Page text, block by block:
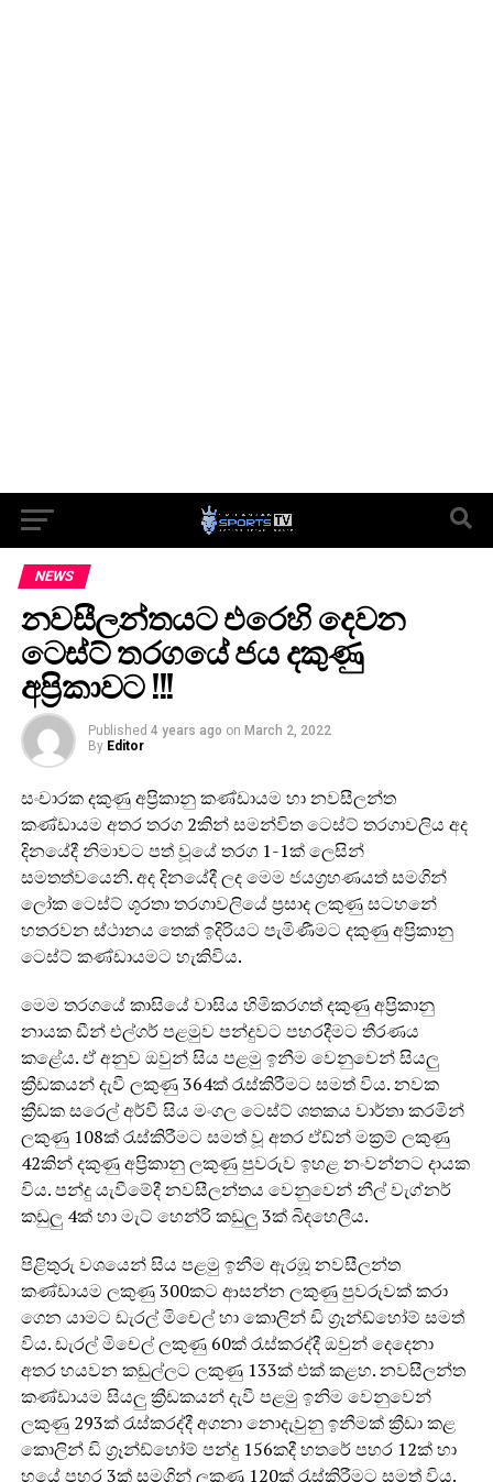
NEWS
නවසීලන්තයට එරෙහි දෙවන
ටෙස්ට් තරගයේ ජය දකුණු
අප්‍රිකාවට !!!
Published 4 years ago on March 2, 2022
By Editor
සංචාරක දකුණු අප්‍රිකානු කණ්ඩායම හා නවසීලන්ත
කණ්ඩායම අතර තරග 2කින් සමන්විත ටෙස්ට් තරගාවලිය අද
දිනයේදී නිමාවට පත් වූයේ තරග 1-1ක් ලෙසින්
සමතත්වයෙනි. අද දිනයේදී ලද මෙම ජයග්‍රහණයත් සමගින්
ලෝක ටෙස්ට් ශූරතා තරගාවලියේ ප්‍රසාද ලකුණු සටහනේ
හතරවන ස්ථානය තෙක් ඉදිරියට පැමිණීමට දකුණු අප්‍රිකානු
ටෙස්ට් කණ්ඩායමට හැකිවිය.
මෙම තරගයේ කාසියේ වාසිය හිමිකරගත් දකුණු අප්‍රිකානු
නායක ඩීන් එල්ගර් පළමුව පන්දුවට පහරදීමට තීරණය
කළේය. ඒ අනුව ඔවුන් සිය පළමු ඉනීම වෙනුවෙන් සියලු
ක්‍රීඩකයන් දැවී ලකුණු 364ක් රැස්කිරීමට සමත් විය. නවක
ක්‍රීඩක සරෙල් අර්වී සිය මංගල ටෙස්ට් ශතකය වාර්තා කරමින්
ලකුණු 108ක් රැස්කිරීමට සමත් වූ අතර ඒඩ්න් මක්‍රම් ලකුණු
42කින් දකුණු අප්‍රිකානු ලකුණු පුවරුව ඉහළ නංවන්නට දායක
විය. පන්දු යැවීමේදී නවසීලන්තය වෙනුවෙන් නීල් වැග්නර්
කඩුලු 4ක් හා මැට් හෙන්රි කඩුලු 3ක් බිදහෙලීය.
පිළිතුරු වශයෙන් සිය පළමු ඉනීම ඇරඹූ නවසීලන්ත
කණ්ඩායම ලකුණු 300කට ආසන්න ලකුණු පුවරුවක් කරා
ගෙන යාමට ඩැරල් මිචෙල් හා කොලින් ඩි ග්‍රෑන්ඩ්හෝම් සමත්
විය. ඩැරල් මිචෙල් ලකුණු 60ක් රැස්කරද්දී ඔවුන් දෙදෙනා
අතර හයවන කඩුල්ලට ලකුණු 133ක් එක් කළහ. නවසීලන්ත
කණ්ඩායම සියලු ක්‍රීඩකයන් දැවී පළමු ඉනිම වෙනුවෙන්
ලකුණු 293ක් රැස්කරද්දී අගනා නොදැවුනු ඉනීමක් ක්‍රීඩා කළ
කොලින් ඩි ග්‍රෑන්ඩ්හෝම් පන්දු 156කදී හතරේ පහර 12ක් හා
හයේ පහර 3ක් සමගින් ලකුණු 120ක් රැස්කිරීමට සමත් විය.